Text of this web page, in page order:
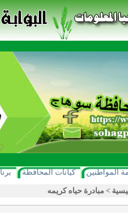
المواطنين كيانات المحافظة
> مبادرة حياه كريمه